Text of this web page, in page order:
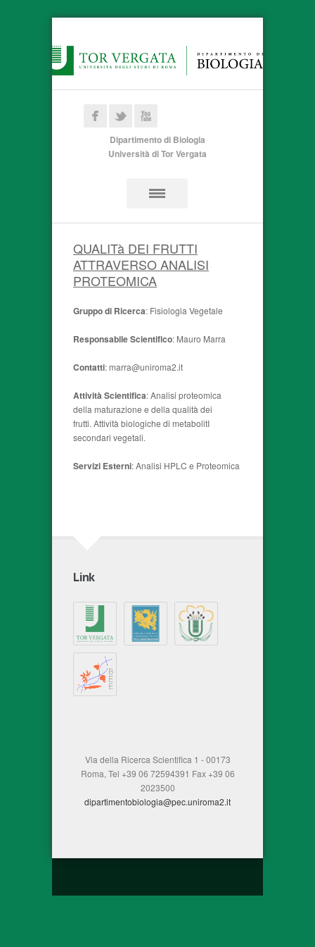
Dipartimento di Biologia
Università di Tor Vergata
QUALITà DEI FRUTTI
ATTRAVERSO ANALISI
PROTEOMICA
Gruppo di Ricerca: Fisiologia Vegetale
Responsabile Scientifico: Mauro Marra
Contatti: marra@uniroma2.it
Attività Scientifica: Analisi proteomica
della maturazione e della qualità dei
frutti. Attività biologiche di metabolitI
secondari vegetali.
Servizi Esterni: Analisi HPLC e Proteomica
Link
Via della Ricerca Scientifica 1 - 00173
Roma, Tel +39 06 72594391 Fax +39 06
2023500
dipartimentobiologia@pec.uniroma2.it